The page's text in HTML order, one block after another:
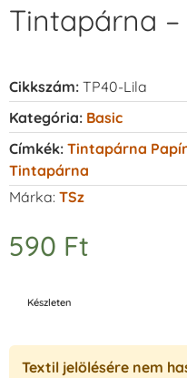
Tintapárna –
Cikkszám: TP40-Lila
Kategória: Basic
Címkék: Tintapárna
Tintapárna
Márka: TSz
590 Ft
Készleten
Textil jelölésére nem